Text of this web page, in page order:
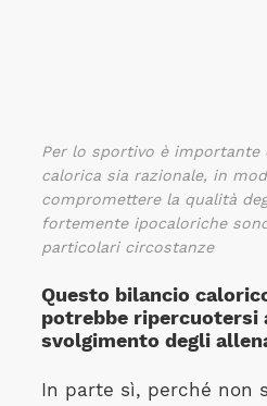
Per lo sportivo è importante
calorica sia razionale, in
compromettere la qualità
fortemente ipocaloriche
particolari circostanze
Questo bilancio
potrebbe ripercuotersi
svolgimento degli
In parte sì, perché non